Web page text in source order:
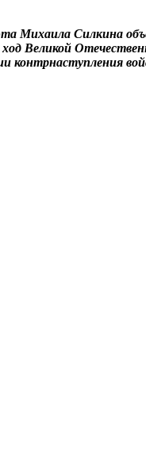
Михаила Силкина
Великой
контрнаступления